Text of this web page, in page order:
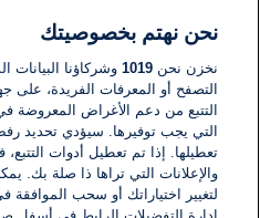
لا توجد تعليقات مكتوبة حتى
اكتب تعليقًا جديدًا ...
نحن نهتم بخصوصيتك
نخزن نحن1019 وشركاؤنا البيانات
التصفح أو المعرفات الفريدة، على
التتبع من دعم الأغراض المعروضة في
التي يجب توفيرها. سيؤدي تحديد
تعطيلها. إذا تم تعطيل أدوات
والإعلانات التي تراها ذا صلة بك.
لتغيير اختياراتك أو سحب